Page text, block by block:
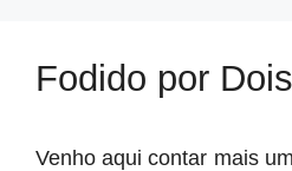
Fodido por
Venho aqui contar mais